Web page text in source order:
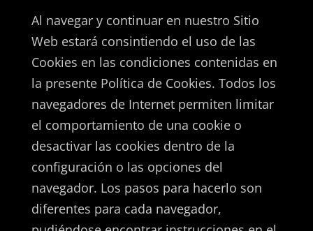
Al navegar y continuar en nuestro Sitio
Web estará consintiendo el uso de las
Cookies en las condiciones contenidas en
la presente Política de Cookies. Todos los
navegadores de Internet permiten limitar
el comportamiento de una cookie o
desactivar las cookies dentro de la
configuración o las opciones del
navegador. Los pasos para hacerlo son
diferentes para cada navegador,